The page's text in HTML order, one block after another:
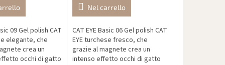
09 Gel polish CAT
elegante, che
crea un
occhi di gatto
Nel carrello
CAT EYE Basic 06 Gel polish CAT
EYE turchese fresco, che
grazie al magnete crea un
intenso effetto occhi di gatto